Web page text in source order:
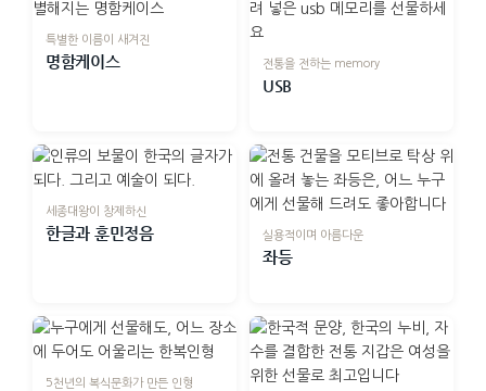
특별한 이름이 새겨진
명함케이스 전통을 전하는 memory
USB
세종대왕이 창제하신
한글과 훈민정음 실용적이며 아름다운
좌등
5천년의 복식문화가 만든 인형